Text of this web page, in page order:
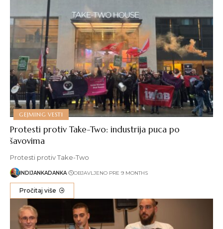
GEJMING VESTI
Protesti protiv Take-Two: industrija puca po
šavovima
Protesti protiv Take-Two
INDIJANKADANKA OBJAVLJENO PRE 9 MONTHS
Pročitaj više